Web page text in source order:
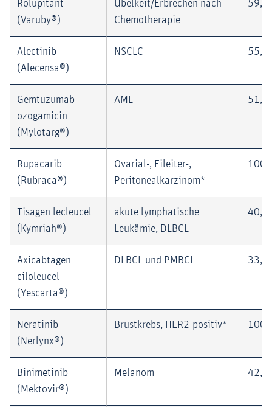
Rolupitant
(Varuby®)
Übelkeit/Erbrechen nach
Chemotherapie
59,0
Alectinib
(Alecensa®)
NSCLC 55,5
Gemtuzumab
ozogamicin
(Mylotarg®)
AML 51,0
Rupacarib
(Rubraca®)
Ovarial-, Eileiter-,
Peritonealkarzinom*
Tisagen lecleucel
(Kymriah®)
akute lymphatische
Leukämie, DLBCL
40,3
Axicabtagen
ciloleucel
(Yescarta®)
DLBCL und PMBCL 33,0
Neratinib
(Nerlynx®)
Brustkrebs, HER2-positiv*
Binimetinib
(Mektovir®)
Melanom 42,1